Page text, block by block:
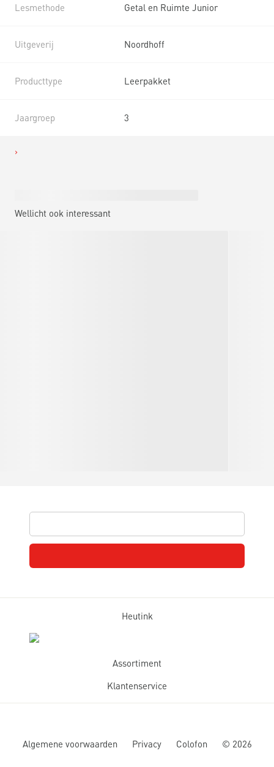
Lesmethode Getal en Ruimte Junior
Uitgeverij Noordhoff
Producttype Leerpakket
Jaargroep 3
Wellicht ook interessant
Heutink
Assortiment
Klantenservice
Algemene voorwaarden Privacy Colofon © 2026